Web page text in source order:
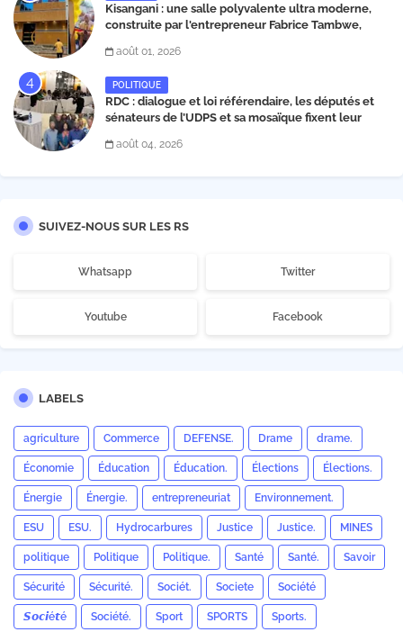
Kisangani : une salle polyvalente ultra moderne,
construite par l'entrepreneur Fabrice Tambwe,
août 01, 2026
POLITIQUE
RDC : dialogue et loi référendaire, les députés et
sénateurs de l’UDPS et sa mosaïque fixent leur
Matata
août 04, 2026
SUIVEZ-NOUS SUR LES RS
Whatsapp Twitter
Youtube Facebook
LABELS
agriculture Commerce DEFENSE. Drame drame.
Économie Éducation Éducation. Élections Élections.
Énergie Énergie. entrepreneuriat Environnement.
ESU ESU. Hydrocarbures Justice Justice. MINES
politique Politique Politique. Santé Santé. Savoir
Sécurité Sécurité. Sociét. Societe Société
𝙎𝙤𝙘𝙞é𝙩é Société. Sport SPORTS Sports.